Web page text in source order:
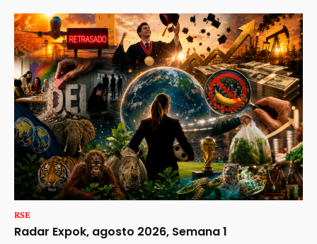
RSE
Radar Expok, agosto 2026, Semana 1